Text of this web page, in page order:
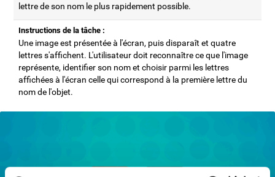
lettre de son nom le plus rapidement possible.
Instructions de la tâche :
Une image est présentée à l'écran, puis disparaît et quatre
lettres s'affichent. L'utilisateur doit reconnaître ce que l'image
représente, identifier son nom et choisir parmi les lettres
affichées à l'écran celle qui correspond à la première lettre du
nom de l'objet.